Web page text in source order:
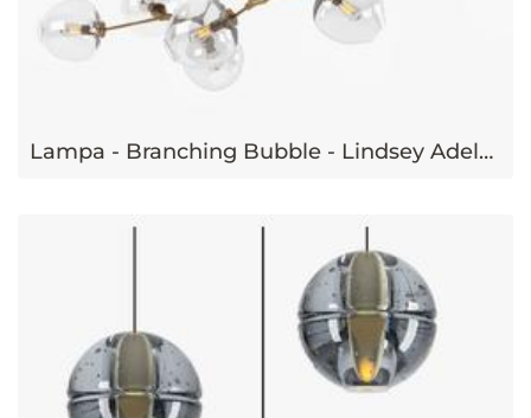
Lampa - Branching Bubble - Lindsey Adelman